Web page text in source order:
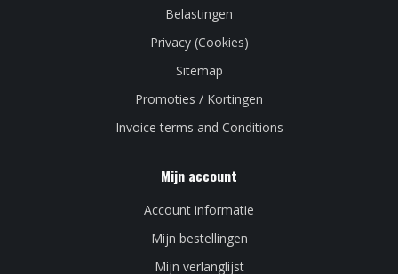
Belastingen
Privacy (Cookies)
Sitemap
Promoties / Kortingen
Invoice terms and Conditions
Mijn account
Account informatie
Mijn bestellingen
Mijn verlanglijst